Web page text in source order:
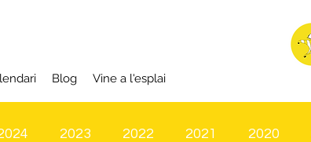
Blog Vine a l'esplai
2023 2022 2021 2020